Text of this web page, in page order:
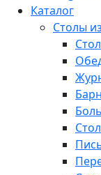
Каталог
Столы